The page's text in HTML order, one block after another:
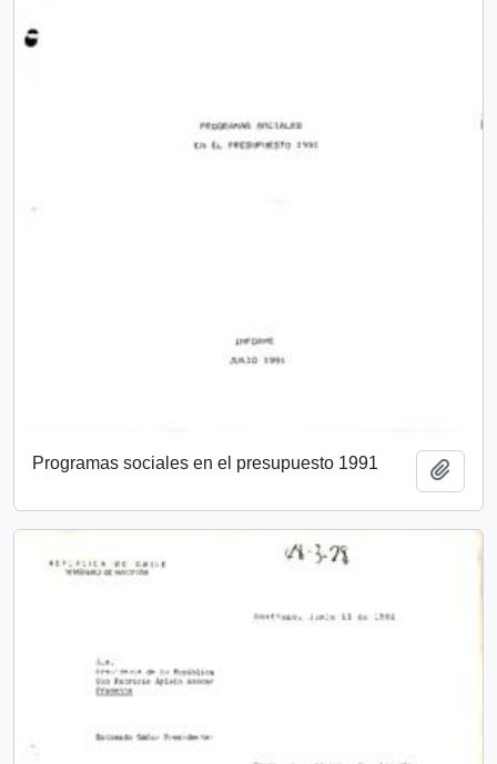
Programas sociales en el presupuesto 1991